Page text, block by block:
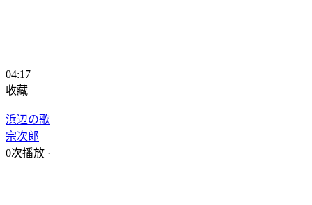
04:17
收藏
浜辺の歌
宗次郎
0次播放 ·